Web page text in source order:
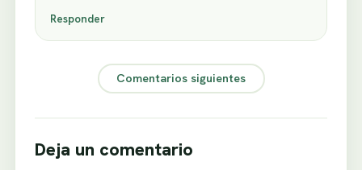
Responder
Comentarios siguientes
Deja un comentario